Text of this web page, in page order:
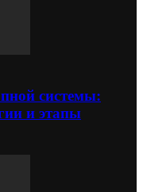
системы:
и этапы